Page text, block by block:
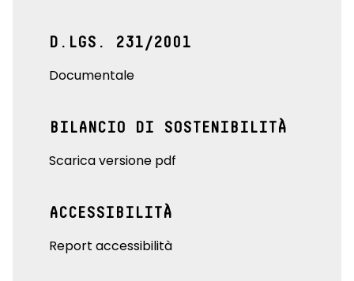
D.LGS. 231/2001
Documentale
BILANCIO DI SOSTENIBILITÀ
Scarica versione pdf
ACCESSIBILITÀ
Report accessibilità